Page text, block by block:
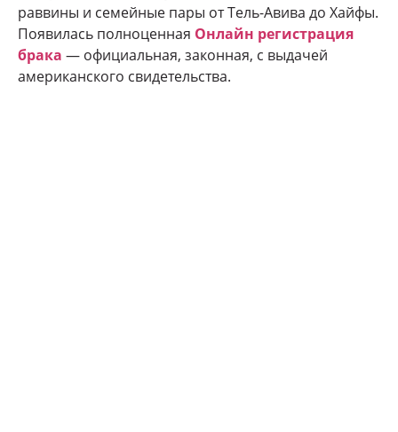
раввины и семейные пары от Тель-Авива до Хайфы.
Появилась полноценная Онлайн регистрация
брака — официальная, законная, с выдачей
американского свидетельства.